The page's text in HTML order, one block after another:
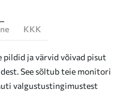
KKK
pildid ja värvid võivad pisut
See sõltub teie monitori
valgustustingimustest